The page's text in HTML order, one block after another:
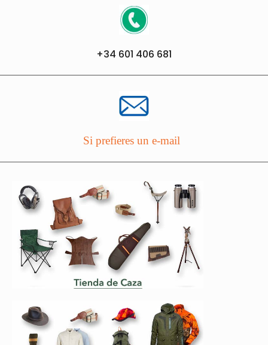
+34 601 406 681
Si prefieres un e-mail